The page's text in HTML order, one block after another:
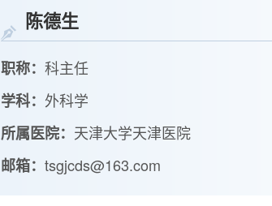
陈德生
职称： 科主任
学科： 外科学
所属医院： 天津大学天津医院
邮箱： tsgjcds@163.com